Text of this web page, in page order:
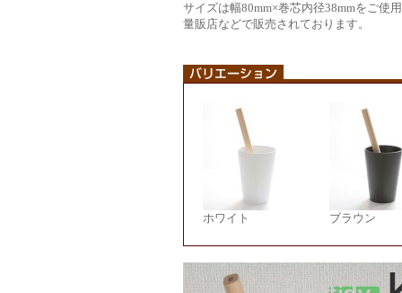
サイズは幅80mm×巻芯内径38mmをご使
量販店などで販売されております。
ホワイト ブラウン